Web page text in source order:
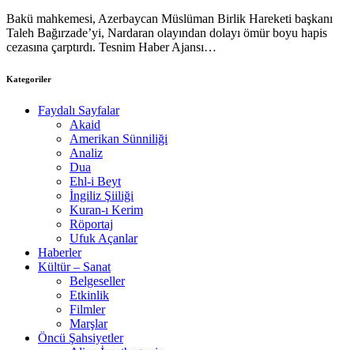
Bakü mahkemesi, Azerbaycan Müslüman Birlik Hareketi başkanı
Taleh Bağırzade’yi, Nardaran olayından dolayı ömür boyu hapis
cezasına çarptırdı. Tesnim Haber Ajansı…
Kategoriler
Faydalı Sayfalar
Akaid
Amerikan Sünniliği
Analiz
Dua
Ehl-i Beyt
İngiliz Şiiliği
Kuran-ı Kerim
Röportaj
Ufuk Açanlar
Haberler
Kültür – Sanat
Belgeseller
Etkinlik
Filmler
Marşlar
Öncü Şahsiyetler